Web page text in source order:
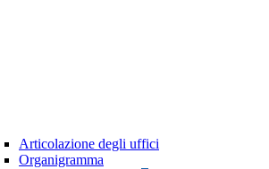
Articolazione degli uffici
Organigramma